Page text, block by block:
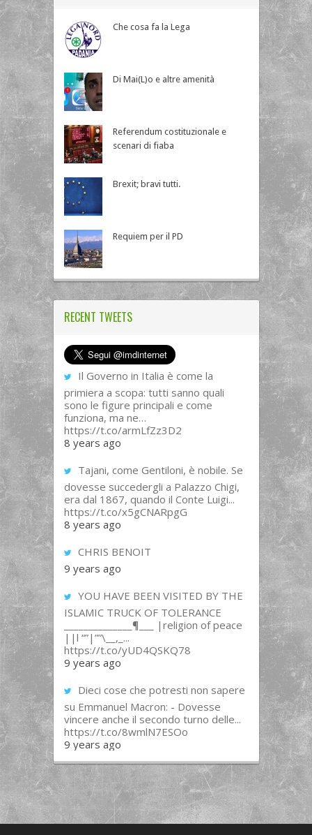
Che cosa fa la Lega
Di Mai(L)o e altre amenità
Referendum costituzionale e
scenari di fiaba
Brexit; bravi tutti.
Requiem per il PD
RECENT TWEETS
Il Governo in Italia è come la
primiera a scopa: tutti sanno quali
sono le figure principali e come
funziona, ma ne…
https://t.co/armLfZz3D2
8 years ago
Tajani, come Gentiloni, è nobile. Se
dovesse succedergli a Palazzo Chigi,
era dal 1867, quando il Conte Luigi...
https://t.co/x5gCNARpgG
8 years ago
CHRIS BENOIT
9 years ago
YOU HAVE BEEN VISITED BY THE
ISLAMIC TRUCK OF TOLERANCE
______________¶___ |religion of peace
||l “”|””\__,_...
https://t.co/yUD4QSKQ78
9 years ago
Dieci cose che potresti non sapere
su Emmanuel Macron: - Dovesse
vincere anche il secondo turno delle...
https://t.co/8wmlN7ESOo
9 years ago